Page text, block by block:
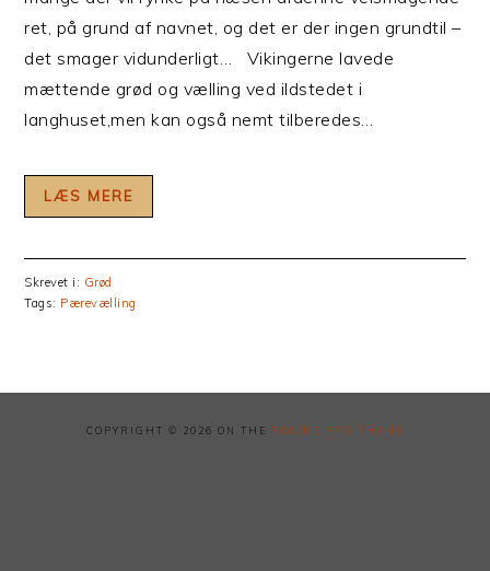
ret, på grund af navnet, og det er der ingen grundtil –
det smager vidunderligt… Vikingerne lavede
mættende grød og vælling ved ildstedet i
langhuset,men kan også nemt tilberedes…
LÆS MERE
Skrevet i: Grød
Tags: Pærevælling
COPYRIGHT © 2026 ON THE FOODIE PRO THEME